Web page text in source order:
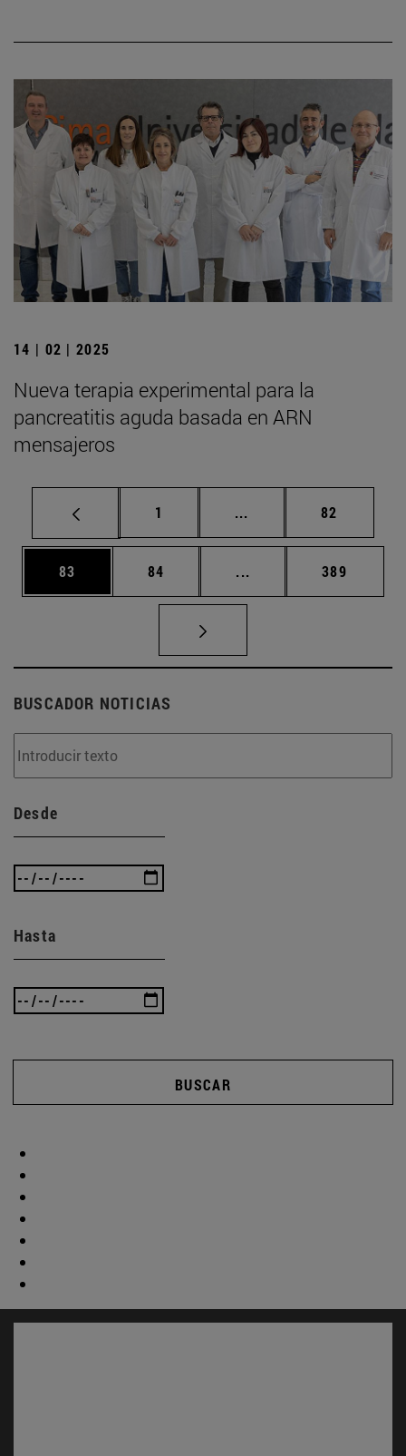
14 | 02 | 2025
Nueva terapia experimental para la
pancreatitis aguda basada en ARN
mensajeros
Página
1 ... Páginas intermedias
Página
82
Página
83 Página
84 ... Páginas intermedias
Página
389
BUSCADOR NOTICIAS
Desde
Hasta
BUSCAR